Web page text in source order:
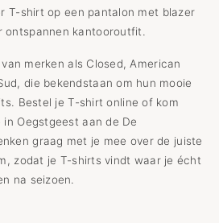
T-shirt op een pantalon met blazer
ontspannen kantooroutfit.
merken als Closed, American
die bekendstaan om hun mooie
Bestel je T-shirt online of kom
Oegstgeest aan de De
graag met je mee over de juiste
zodat je T-shirts vindt waar je écht
na seizoen.